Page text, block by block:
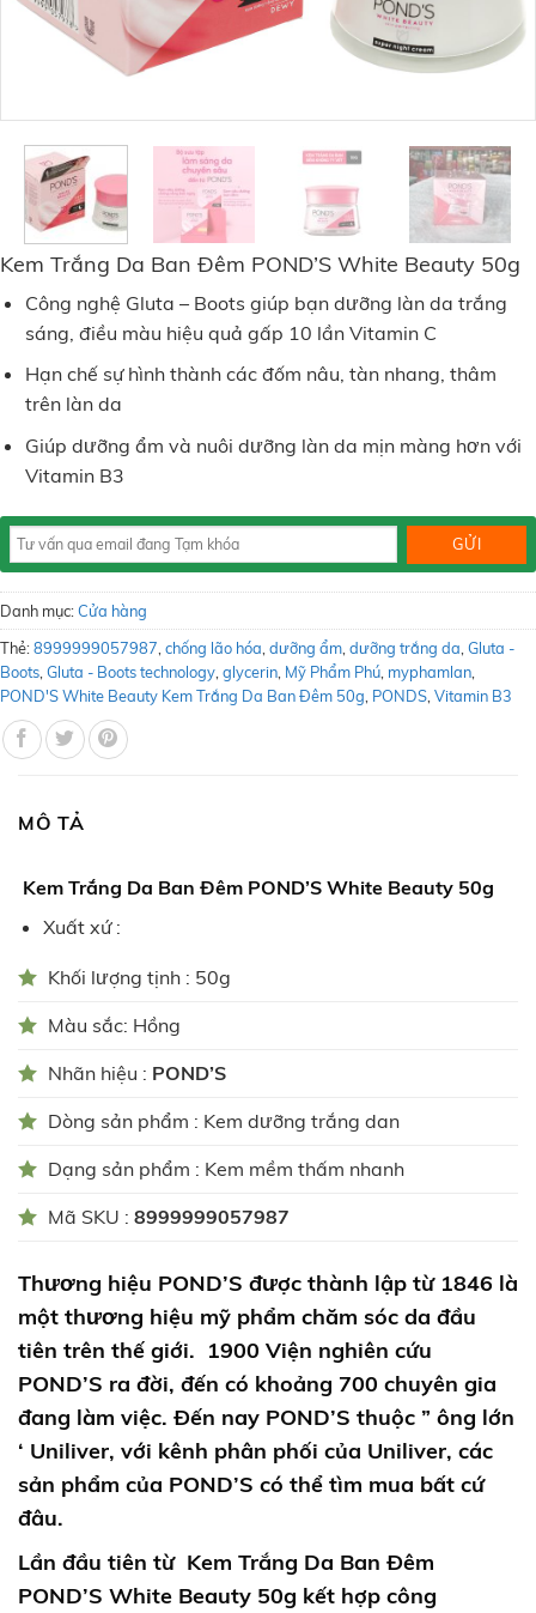
Kem Trắng Da Ban Đêm POND’S White Beauty 50g
Công nghệ Gluta – Boots giúp bạn dưỡng làn da trắng
sáng, điều màu hiệu quả gấp 10 lần Vitamin C
Hạn chế sự hình thành các đốm nâu, tàn nhang, thâm
trên làn da
Giúp dưỡng ẩm và nuôi dưỡng làn da mịn màng hơn với
Vitamin B3
Danh mục:Cửa hàng
Thẻ:8999999057987,chống lão hóa,dưỡng ẩm,dưỡng trắng da,Gluta -
Boots,Gluta - Boots technology,glycerin, Mỹ Phẩm Phú, myphamlan,
POND'S White Beauty Kem Trắng Da Ban Đêm 50g, PONDS,Vitamin B3
MÔ TẢ
Kem Trắng Da Ban Đêm POND’S White Beauty 50g
Xuất xứ :
Khối lượng tịnh : 50g
Màu sắc: Hồng
Nhãn hiệu : POND’S
Dòng sản phẩm : Kem dưỡng trắng dan
Dạng sản phẩm : Kem mềm thấm nhanh
Mã SKU : 8999999057987
Thương hiệu POND’S được thành lập từ 1846 là
một thương hiệu mỹ phẩm chăm sóc da đầu
tiên trên thế giới. 1900 Viện nghiên cứu
POND’S ra đời, đến có khoảng 700 chuyên gia
đang làm việc. Đến nay POND’S thuộc ” ông lớn
‘ Uniliver, với kênh phân phối của Uniliver, các
sản phẩm của POND’S có thể tìm mua bất cứ
đâu.
Lần đầu tiên từ Kem Trắng Da Ban Đêm
POND’S White Beauty 50g kết hợp công